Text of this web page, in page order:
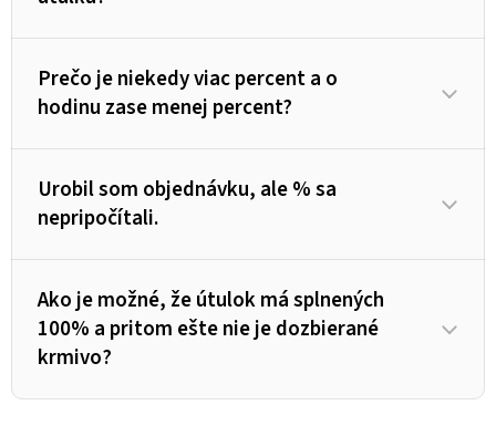
Prečo je niekedy viac percent a o
hodinu zase menej percent?
Urobil som objednávku, ale % sa
nepripočítali.
Ako je možné, že útulok má splnených
100% a pritom ešte nie je dozbierané
krmivo?